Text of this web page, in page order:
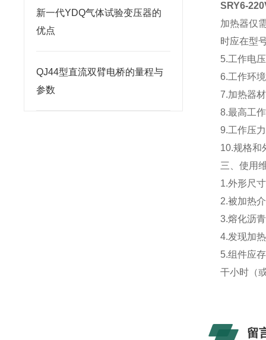
新一代YDQ气体试验变压器的
优点
QJ44型直流双臂电桥的量程与
参数
SRY6-
加热器仅
时应在型
5.工作电
6.工作环
7.加热器
8.最高工
9.工作压
10.规格和
三、使用
1.外形尺
2.被加热
3.熔化沥
4.发现加
5.组件应
干小时（
留